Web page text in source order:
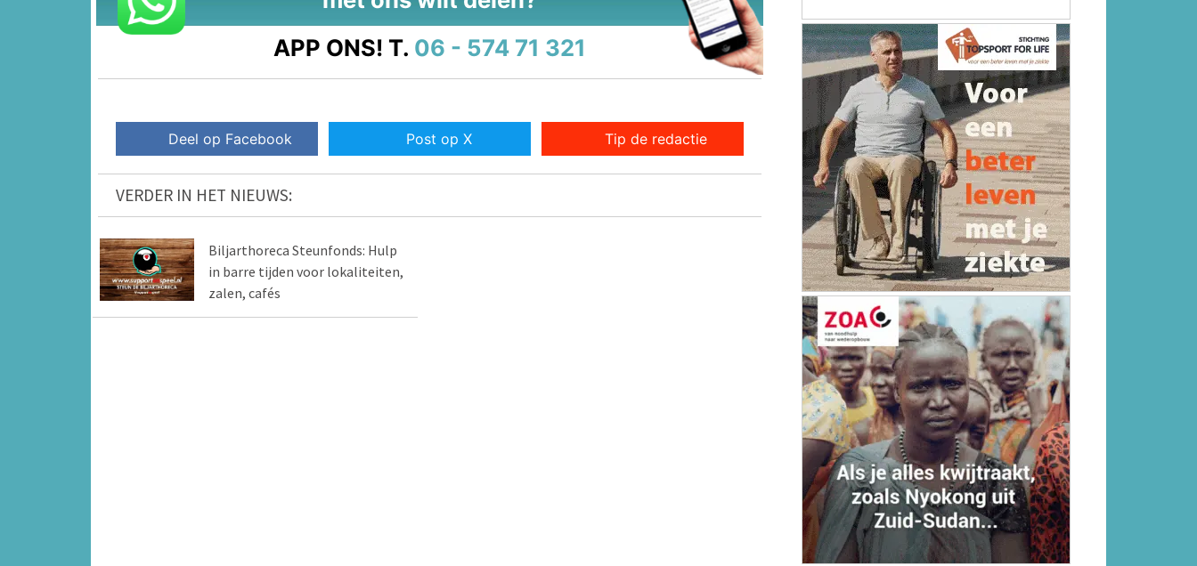
APP ONS! T. 06 - 574 71 321
Deel op Facebook Post op X Tip de redactie
VERDER IN HET NIEUWS:
Biljarthoreca Steunfonds: Hulp
in barre tijden voor lokaliteiten,
zalen, cafés